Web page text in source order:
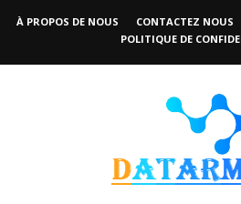
À PROPOS DE NOUS CONTACTEZ NOUS
POLITIQUE DE